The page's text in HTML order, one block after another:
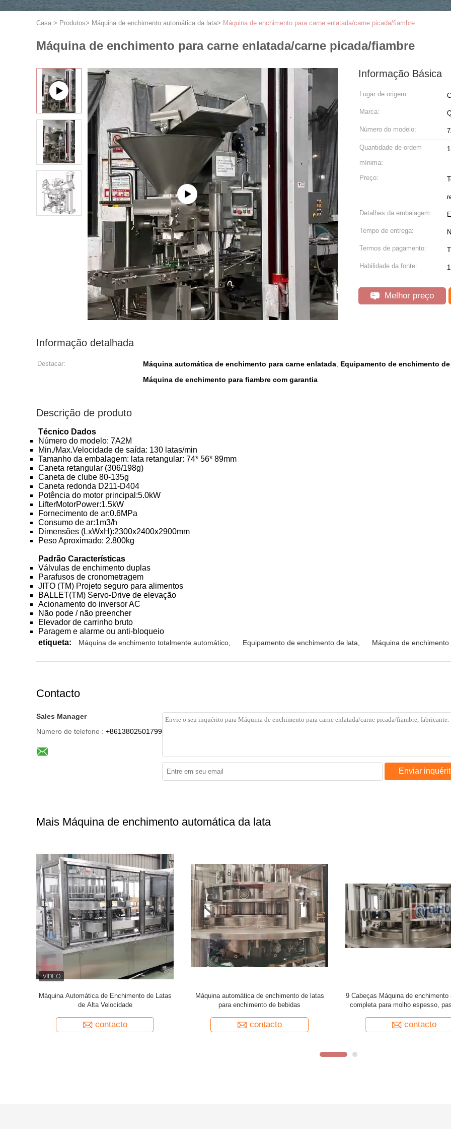
Casa > Produtos> Máquina de enchimento automática da lata> Máquina de enchimento para carne enlatada/carne picada/fiambre
Máquina de enchimento para carne enlatada/carne picada/fiambre
Informação Básica
Lugar de origem:
Marca:
Número do modelo:
Quantidade de ordem
mínima:
Preço:
Detalhes da embalagem:
Tempo de entrega:
Termos de pagamento:
Habilidade da fonte:
Melhor preço
Informação detalhada
Destacar: Máquina automática de enchimento para carne enlatada, Equipamento de enchimento
Máquina de enchimento para fiambre com garantia
Descrição de produto
Técnico Dados
Número do modelo: 7A2M
Min./Max.Velocidade de saída: 130 latas/min
Tamanho da embalagem: lata retangular: 74* 56* 89mm
Caneta retangular (306/198g)
Caneta de clube 80-135g
Caneta redonda D211-D404
Potência do motor principal:5.0kW
LifterMotorPower:1.5kW
Fornecimento de ar:0.6MPa
Consumo de ar:1m3/h
Dimensões (LxWxH):2300x2400x2900mm
Peso Aproximado: 2.800kg
Padrão Características
Válvulas de enchimento duplas
Parafusos de cronometragem
JITO (TM) Projeto seguro para alimentos
BALLET(TM) Servo-Drive de elevação
Acionamento do inversor AC
Não pode / não preencher
Elevador de carrinho bruto
Paragem e alarme ou anti-bloqueio
etiqueta:
Máquina de enchimento totalmente automático Equipamento de enchimento de lata Máquina de enchimento
Contacto
Sales Manager
Número de telefone : +8613802501799
Enviar
Mais Máquina de enchimento automática da lata
24 Cabeças Máquina automática de
enchimento 300-400 latas/min Para molho
contacto
250-300 latas/min Máquina automática de
enchimento de latas para partículas ou células
contacto
24 cabeças Máquinas de
de fácil abertura, controlo
contacto